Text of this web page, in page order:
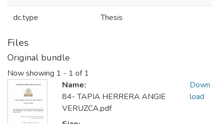
dc.type Thesis
Files
Original bundle
Now showing 1 - 1 of 1
Name:
84- TAPIA HERRERA ANGIE
VERUZCA.pdf
Down
load